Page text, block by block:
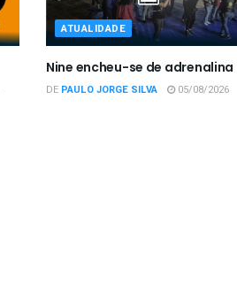
ATUALIDADE
Nine encheu-se de adrenalina
DE PAULO JORGE SILVA 05/08/2026